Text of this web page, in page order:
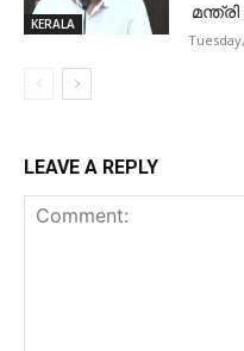
KERALA
LEAVE A REPLY